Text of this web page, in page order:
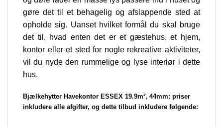
gøre det til et behagelig og afslappende sted at
opholde sig. Uanset hvilket formål du skal bruge
det til, hvad enten det er et gæstehus, et hjem,
kontor eller et sted for nogle rekreative aktiviteter,
vil du nyde den rummelige og lyse interiør i dette
hus.
Bjælkehytter –
Havekontor ESSEX 19.9m², 44mm: priser
inkludere alle afgifter, og dette tilbud inkludere følgende: